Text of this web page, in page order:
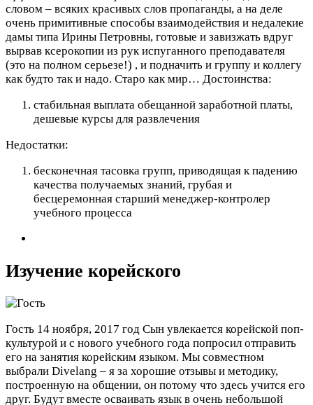
словом – всяких красивых слов пропаганды, а на деле
очень примитивные способы взаимодействия и недалекие
дамы типа Ирины Петровны, готовые и завизжать вдруг
вырвав ксерокопии из рук испуганного преподавателя
(это на полном серьезе!) , и подначить и группу и коллегу
как будто так и надо. Старо как мир… Достоинства:
стабильная выплата обещанной заработной платы,
дешевые курсы для развлечения
Недостатки:
бесконечная тасовка групп, приводящая к падению
качества получаемых знаний, грубая и
бесцеремонная старший менеджер-контролер
учебного процесса
Изучение корейского
Гость 14 ноября, 2017 год Сын увлекается корейской поп-
культурой и с нового учебного года попросил отправить
его на занятия корейским языком. Мы совместном
выбрали Divelang – я за хорошие отзывы и методику,
построенную на общении, он потому что здесь учится его
друг. Будут вместе осваивать язык в очень небольшой